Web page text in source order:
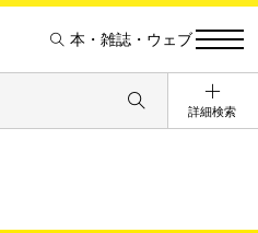
本・雑誌・ウェブ
詳細検索